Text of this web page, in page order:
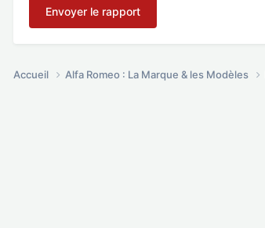
Envoyer le rapport
Accueil Alfa Romeo : La Marque & les Modèles